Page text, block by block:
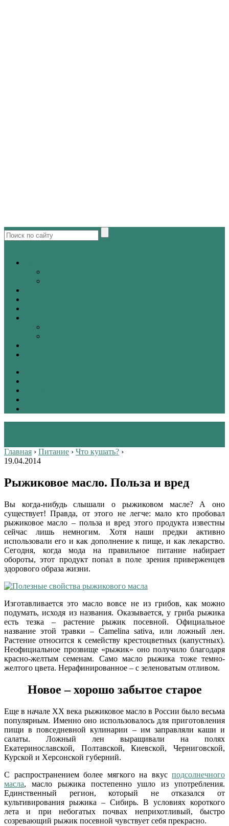
Главная › Питание › Что кушать? ›
19.04.2014
Рыжиковое масло. Польза и вред
Вы когда-нибудь слышали о рыжиковом масле? А оно
существует! Правда, от этого не легче: мало кто пробовал
рыжиковое масло – польза и вред этого продукта известны
сейчас лишь немногим. Хотя наши предки активно
использовали его и как дополнение к пище, и как лекарство.
Сегодня, когда мода на правильное питание набирает
обороты, этот продукт попал в поле зрения приверженцев
здорового образа жизни.
Изготавливается это масло вовсе не из грибов, как можно
подумать, исходя из названия. Оказывается, у гриба рыжика
есть тезка – растение рыжик посевной. Официальное
название этой травки – Camelina sativa, или ложный лен.
Растение относится к семейству крестоцветных (капустных).
Неофициальное прозвище «рыжик» оно получило благодаря
красно-желтым семенам. Само масло рыжика тоже темно-
желтого цвета. Нерафинированное – с зеленоватым отливом.
Новое – хорошо забытое старое
Еще в начале XX века рыжиковое масло в России было весьма
популярным. Именно оно использовалось для приготовления
пищи в повседневной кулинарии – им заправляли каши и
салаты. Ложный лен выращивали на полях
Екатеринославской, Полтавской, Киевской, Черниговской,
Курской и Херсонской губерний.
С распространением более мягкого на вкус подсолнечного
масла, масло рыжика постепенно ушло из употребления.
Единственный регион, который не отказался от
культивирования рыжика – Сибирь. В условиях короткого
лета и при небогатых почвах неприхотливый, быстро
созревающий рыжик посевной чувствует себя прекрасно.